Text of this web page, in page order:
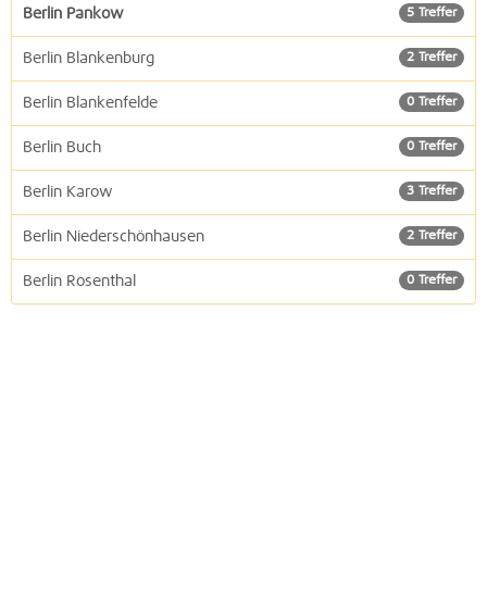
5 Treffer
Berlin Pankow
2 Treffer
Berlin Blankenburg
0 Treffer
Berlin Blankenfelde
0 Treffer
Berlin Buch
3 Treffer
Berlin Karow
2 Treffer
Berlin Niederschönhausen
0 Treffer
Berlin Rosenthal